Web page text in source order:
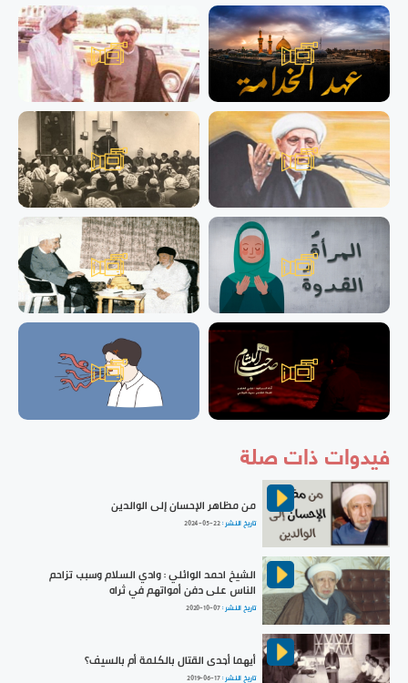
فيدوات ذات صلة
من مظاهر الإحسان إلى الوالدين
تاريخ النشر :2024-05-22
الشيخ احمد الوائلي : وادي السلام وسبب تزاحم
الناس على دفن أمواتهم في ثراه
تاريخ النشر :2020-10-07
أيهما أجدى القتال بالكلمة أم بالسيف؟
تاريخ النشر :2019-06-17